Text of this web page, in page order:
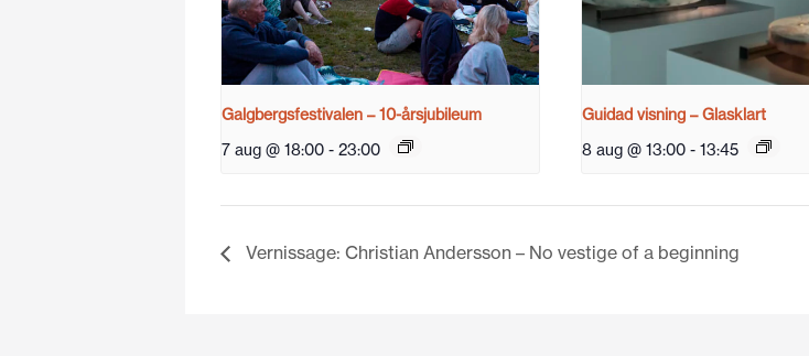
Galgbergsfestivalen – 10-årsjubileum
7 aug @ 18:00 - 23:00
Guidad visning – Glasklart
8 aug @ 13:00 - 13:45
Vernissage: Christian Andersson – No vestige of a beginning